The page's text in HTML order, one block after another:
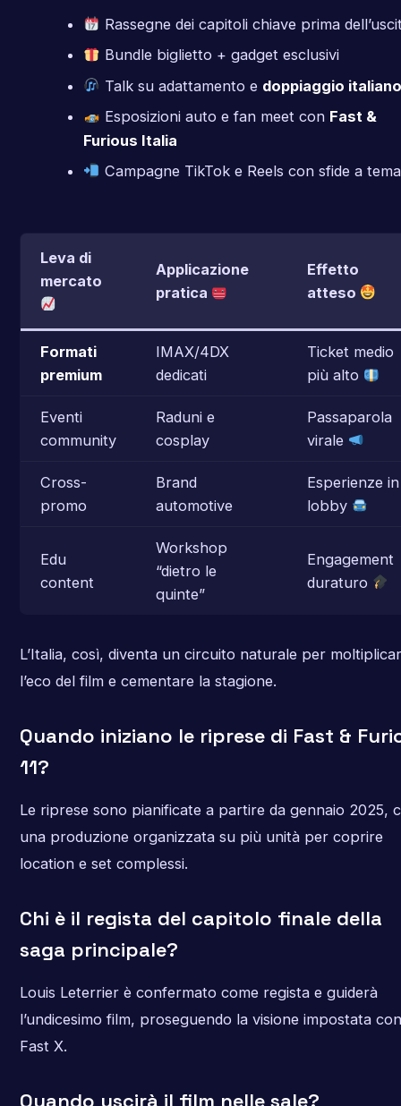
Rassegne dei capitoli chiave prima
Bundle biglietto + gadget esclusivi
Talk su adattamento e doppiaggio italiano
Esposizioni auto e fan meet con Fast &
Furious Italia
Campagne TikTok e Reels con sfide a tema
Leva di
mercato
Applicazione
pratica
Effetto
atteso
Formati
premium
IMAX/4DX
dedicati
Ticket medio
più alto
Eventi
community
Raduni e
cosplay
Passaparola
virale
Cross-
promo
Brand
automotive
Esperienze in
lobby
Edu
content
Workshop
“dietro le
quinte”
Engagement
duraturo
L’Italia, così, diventa un circuito naturale per
l’eco del film e cementare la stagione.
Quando iniziano le riprese di Fast &
11?
Le riprese sono pianificate a partire da gennaio 2025,
una produzione organizzata su più unità per coprire
location e set complessi.
Chi è il regista del capitolo finale della
saga principale?
Louis Leterrier è confermato come regista e guiderà
l’undicesimo film, proseguendo la visione impostata con
Fast X.
Quando uscirà il film nelle sale?